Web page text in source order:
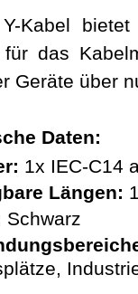
Kabel
das
Geräte über
Daten:
1x IEC-C14
Längen:
Schwarz